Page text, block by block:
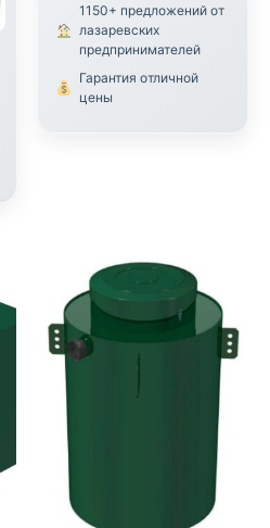
1150+ предложений от
лазаревских
предпринимателей
Гарантия отличной
цены